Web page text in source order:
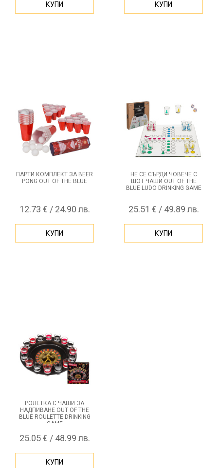
КУПИ КУПИ
ПАРТИ КОМПЛЕКТ ЗА BEER
PONG OUT OF THE BLUE
12.73 € / 24.90 лв.
КУПИ
НЕ СЕ СЪРДИ ЧОВЕЧЕ С
ШОТ ЧАШИ OUT OF THE
BLUE LUDO DRINKING GAME
25.51 € / 49.89 лв.
КУПИ
РОЛЕТКА С ЧАШИ ЗА
НАДПИВАНЕ OUT OF THE
BLUE ROULETTE DRINKING
GAME
25.05 € / 48.99 лв.
КУПИ